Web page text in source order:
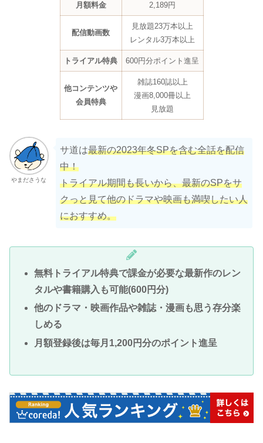
月額料金 2,189円
配信動画数
見放題23万本以上
レンタル3万本以上
トライアル特典 600円分ポイント進呈
他コンテンツや
会員特典
雑誌160誌以上
漫画8,000冊以上
見放題
やまださうな
サ道は最新の2023年冬SPを含む全話を配信
中！
トライアル期間も長いから、最新のSPをサ
クっと見て他のドラマや映画も満喫したい人
におすすめ。
無料トライアル特典で課金が必要な最新作のレン
タルや書籍購入も可能(600円分)
他のドラマ・映画作品や雑誌・漫画も思う存分楽
しめる
月額登録後は毎月1,200円分のポイント進呈